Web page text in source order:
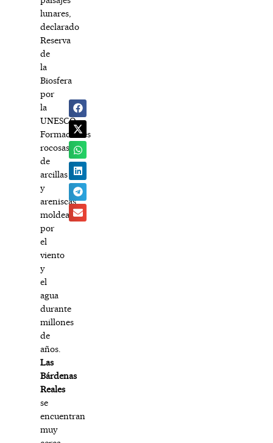
lunares,
declarado
Reserva
de
la
Biosfera
por
la
UNESCO.
Formaciones
rocosas,
de
arcillas
y
areniscas,
moldeadas
por
el
viento
y
el
agua
durante
millones
de
años.
Las
Bárdenas
Reales
se
encuentran
muy